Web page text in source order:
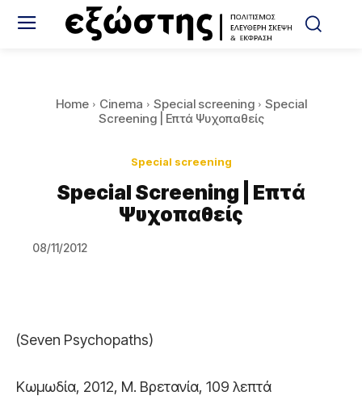
Home Cinema Special screening
Special
Screening | Επτά Ψυχοπαθείς
Special screening
Special Screening | Επτά
Ψυχοπαθείς
08/11/2012
(Seven Psychopaths)
Κωμωδία, 2012, Μ. Βρετανία, 109 λεπτά